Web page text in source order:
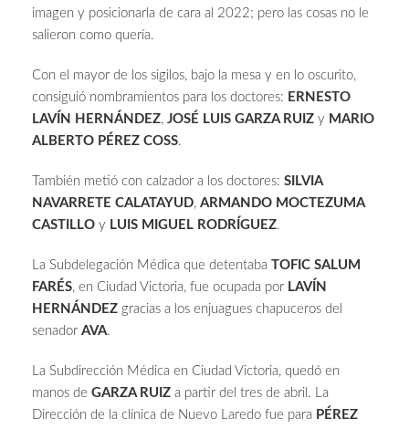
imagen y posicionarla de cara al 2022; pero las cosas no le
salieron como quería.
Con el mayor de los sigilos, bajo la mesa y en lo oscurito,
consiguió nombramientos para los doctores: ERNESTO
LAVÍN HERNÁNDEZ, JOSÉ LUIS GARZA RUIZ y MARIO
ALBERTO PÉREZ COSS.
También metió con calzador a los doctores: SILVIA
NAVARRETE CALATAYUD, ARMANDO MOCTEZUMA
CASTILLO y LUIS MIGUEL RODRÍGUEZ.
La Subdelegación Médica que detentaba TOFIC SALUM
FARÉS, en Ciudad Victoria, fue ocupada por LAVÍN
HERNÁNDEZ gracias a los enjuagues chapuceros del
senador AVA.
La Subdirección Médica en Ciudad Victoria, quedó en
manos de GARZA RUIZ a partir del tres de abril. La
Dirección de la clínica de Nuevo Laredo fue para PÉREZ